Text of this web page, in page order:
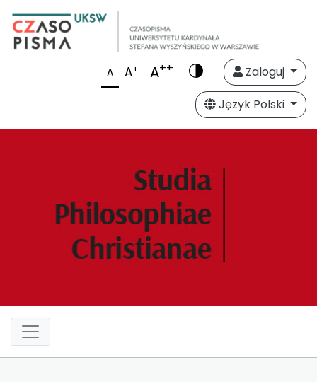
A A+ A++
Zaloguj
Język Polski